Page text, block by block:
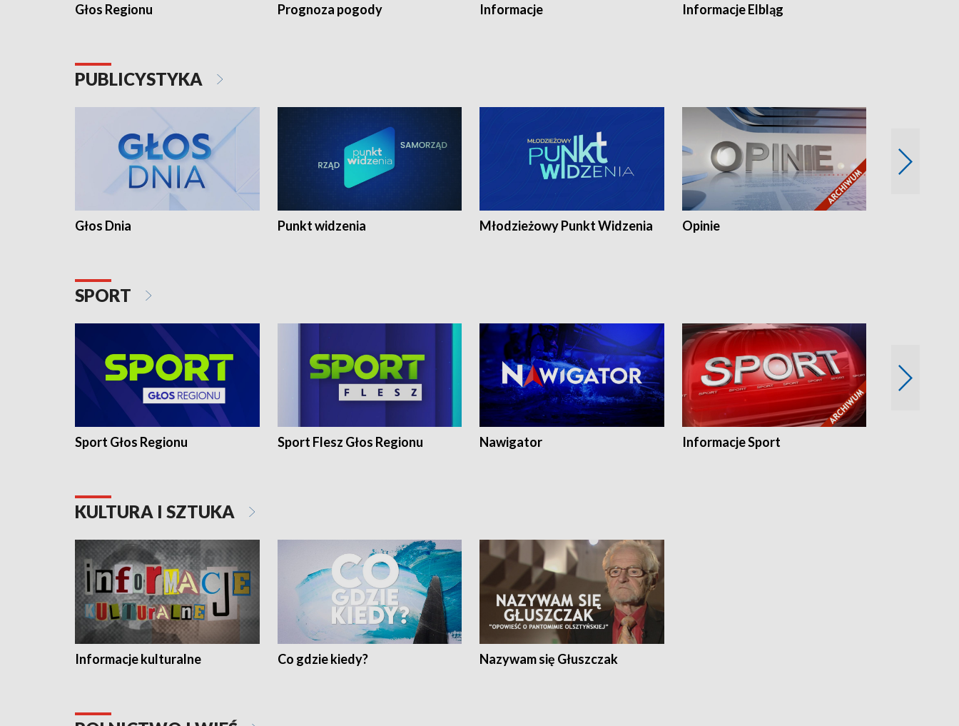
Głos Regionu Prognoza pogody Informacje Informacje Elbląg
PUBLICYSTYKA
Głos Dnia Punkt widzenia Młodzieżowy Punkt Widzenia Opinie
SPORT
Sport Głos Regionu Sport Flesz Głos Regionu Nawigator Informacje Sport
KULTURA I SZTUKA
Informacje kulturalne Co gdzie kiedy? Nazywam się Głuszczak